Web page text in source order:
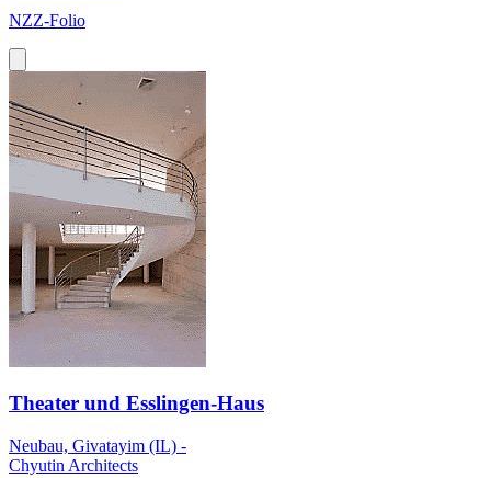
NZZ-Folio
Theater und Esslingen-Haus
Neubau, Givatayim (IL) -
Chyutin Architects